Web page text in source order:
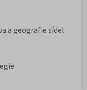
a geografie sídel